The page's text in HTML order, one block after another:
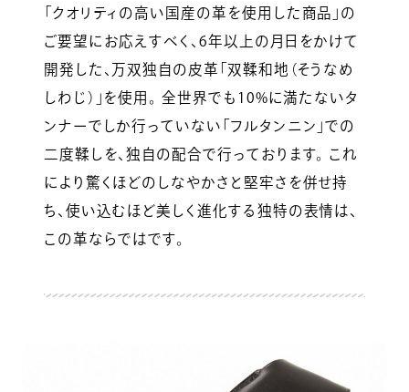
「クオリティの高い国産の革を使用した商品」の
ご要望にお応えすべく、6年以上の月日をかけて
開発した、万双独自の皮革「双鞣和地（そうなめ
しわじ）」を使用。 全世界でも10%に満たないタ
ンナーでしか行っていない「フルタンニン」での
二度鞣しを、独自の配合で行っております。 これ
により驚くほどのしなやかさと堅牢さを併せ持
ち、使い込むほど美しく進化する独特の表情は、
この革ならではです。